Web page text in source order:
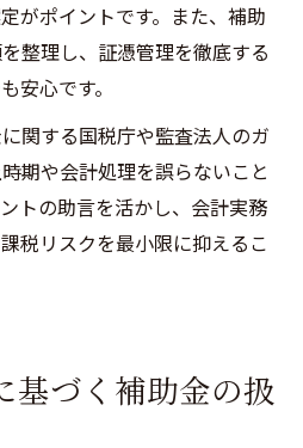
がポイントです。また、補助
整理し、証憑管理を徹底する
安心です。
関する国税庁や監査法人のガ
期や会計処理を誤らないこと
トの助言を活かし、会計実務
税リスクを最小限に抑えるこ
基づく補助金の扱